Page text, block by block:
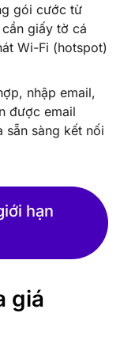
gói cước từ
giấy tờ cá
Wi-Fi (hotspot)
nhập email,
được email
sẵn sàng kết nối
hạn
giá